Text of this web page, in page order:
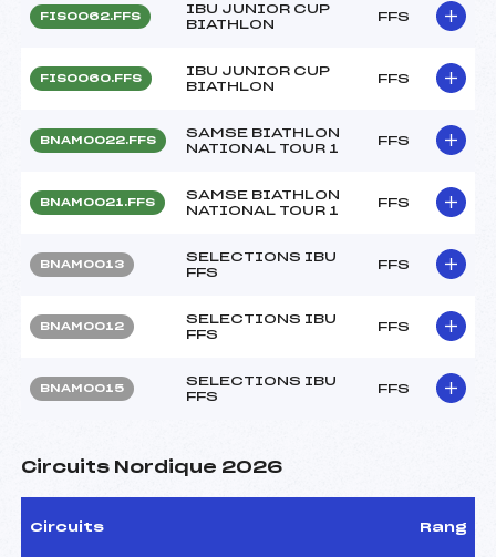
FIS0062.FFS
IBU JUNIOR CUP
BIATHLON
FFS
FIS0060.FFS
IBU JUNIOR CUP
BIATHLON
FFS
BNAM0022.FFS
SAMSE BIATHLON
NATIONAL TOUR 1
FFS
BNAM0021.FFS
SAMSE BIATHLON
NATIONAL TOUR 1
FFS
BNAM0013
SELECTIONS IBU
FFS
FFS
BNAM0012
SELECTIONS IBU
FFS
FFS
BNAM0015
SELECTIONS IBU
FFS
FFS
Circuits Nordique 2026
Circuits Rang